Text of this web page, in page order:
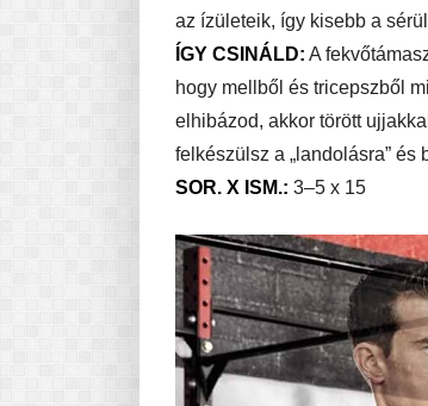
az ízületeik, így kisebb a
ÍGY CSINÁLD: A
hogy mellből és tricepszből
elhibázod, akkor törött
felkészülsz a „landolásra”
SOR. X ISM.: 3–5 x 15